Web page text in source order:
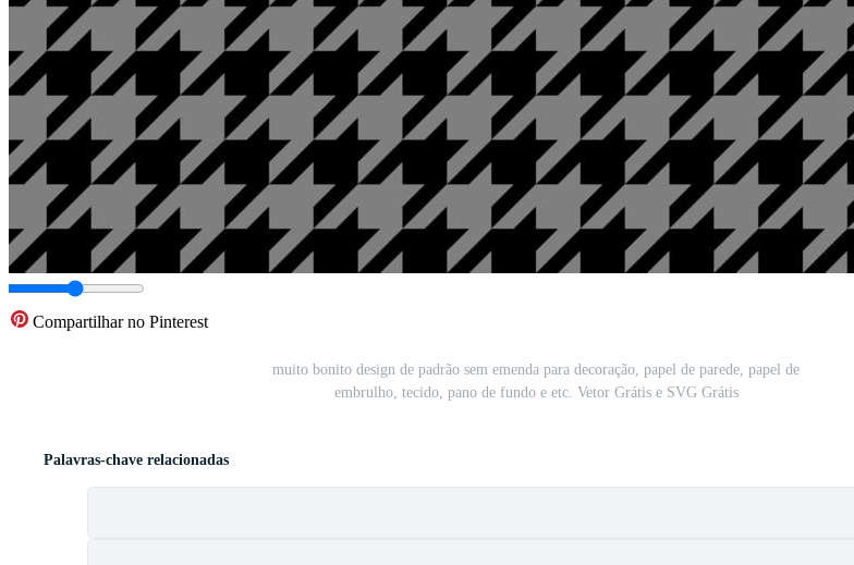
Compartilhar no Pinterest
muito bonito design de padrão sem emenda para decoração, papel de parede, papel de
embrulho, tecido, pano de fundo e etc. Vetor Grátis e SVG Grátis
Palavras-chave relacionadas